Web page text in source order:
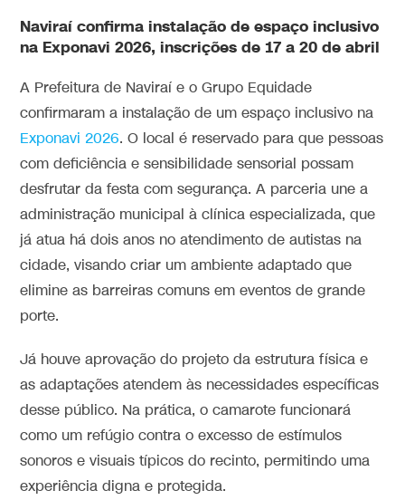
Naviraí confirma instalação de espaço inclusivo
na Exponavi 2026, inscrições de 17 a 20 de abril
A Prefeitura de Naviraí e o Grupo Equidade
confirmaram a instalação de um espaço inclusivo na
Exponavi 2026. O local é reservado para que pessoas
com deficiência e sensibilidade sensorial possam
desfrutar da festa com segurança. A parceria une a
administração municipal à clínica especializada, que
já atua há dois anos no atendimento de autistas na
cidade, visando criar um ambiente adaptado que
elimine as barreiras comuns em eventos de grande
porte.
Já houve aprovação do projeto da estrutura física e
as adaptações atendem às necessidades específicas
desse público. Na prática, o camarote funcionará
como um refúgio contra o excesso de estímulos
sonoros e visuais típicos do recinto, permitindo uma
experiência digna e protegida.